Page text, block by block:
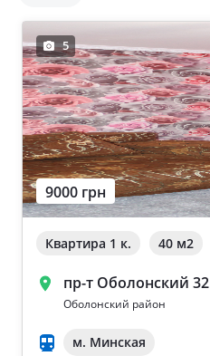
5
9000 грн
Квартира 1 к. 40 м2
пр-т Оболонский 32
Оболонский район
м. Минская